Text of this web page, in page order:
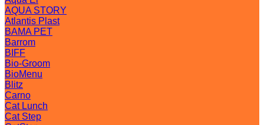
AQUA STORY
Atlantis Plast
BAMA PET
Barrom
BIFF
Bio-Groom
BioMenu
Blitz
Carno
Cat Lunch
Cat Step